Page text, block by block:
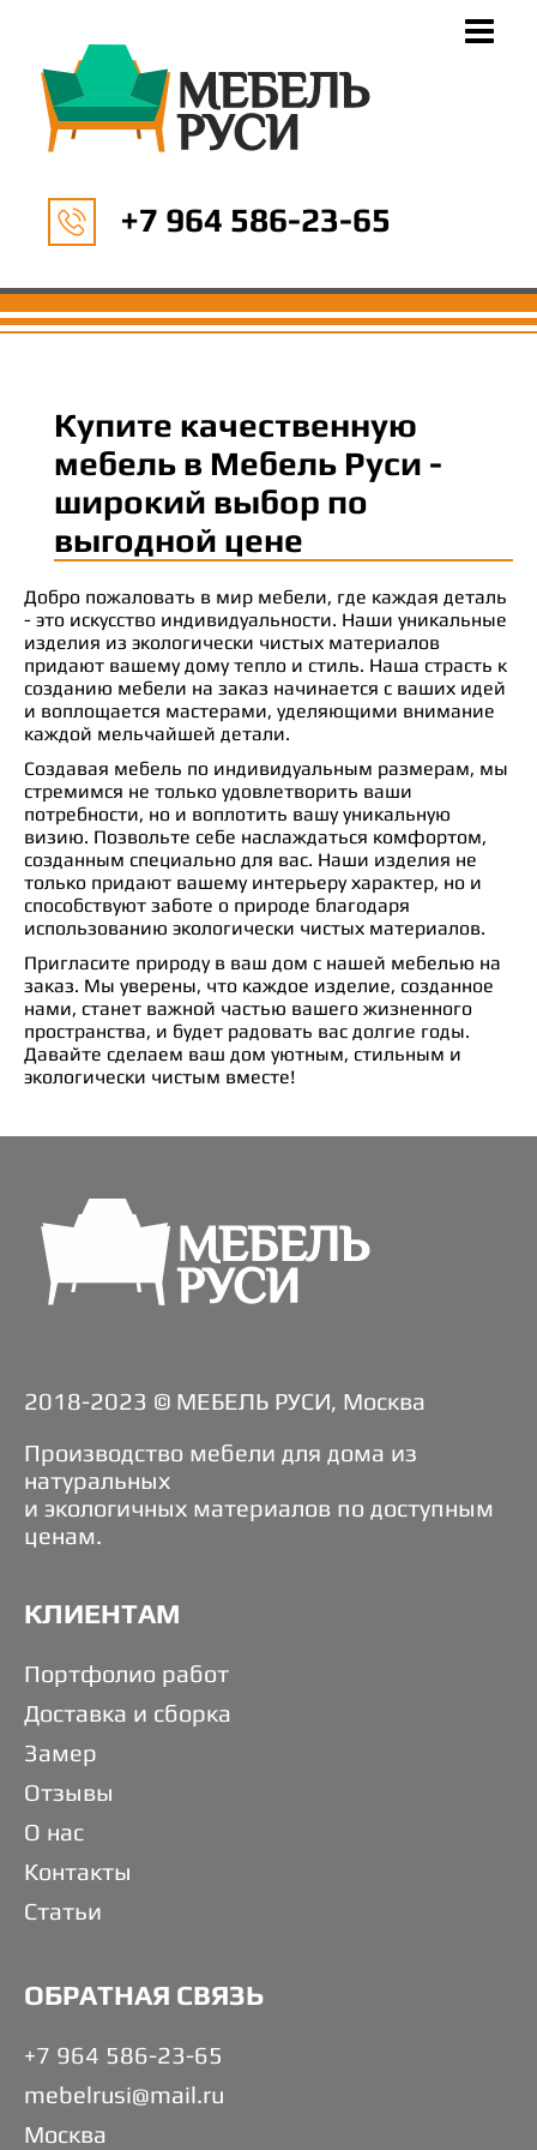
+7 964 586-23-65
Купите качественную
мебель в Мебель Руси -
широкий выбор по
выгодной цене
Добро пожаловать в мир мебели, где каждая деталь
- это искусство индивидуальности. Наши уникальные
изделия из экологически чистых материалов
придают вашему дому тепло и стиль. Наша страсть к
созданию мебели на заказ начинается с ваших идей
и воплощается мастерами, уделяющими внимание
каждой мельчайшей детали.
Создавая мебель по индивидуальным размерам, мы
стремимся не только удовлетворить ваши
потребности, но и воплотить вашу уникальную
визию. Позвольте себе наслаждаться комфортом,
созданным специально для вас. Наши изделия не
только придают вашему интерьеру характер, но и
способствуют заботе о природе благодаря
использованию экологически чистых материалов.
Пригласите природу в ваш дом с нашей мебелью на
заказ. Мы уверены, что каждое изделие, созданное
нами, станет важной частью вашего жизненного
пространства, и будет радовать вас долгие годы.
Давайте сделаем ваш дом уютным, стильным и
экологически чистым вместе!
2018-2023 © МЕБЕЛЬ РУСИ, Москва
Производство мебели для дома из
натуральных
и экологичных материалов по доступным
ценам.
КЛИЕНТАМ
Портфолио работ
Доставка и сборка
Замер
Отзывы
О нас
Контакты
Статьи
ОБРАТНАЯ СВЯЗЬ
+7 964 586-23-65
mebelrusi@mail.ru
Москва